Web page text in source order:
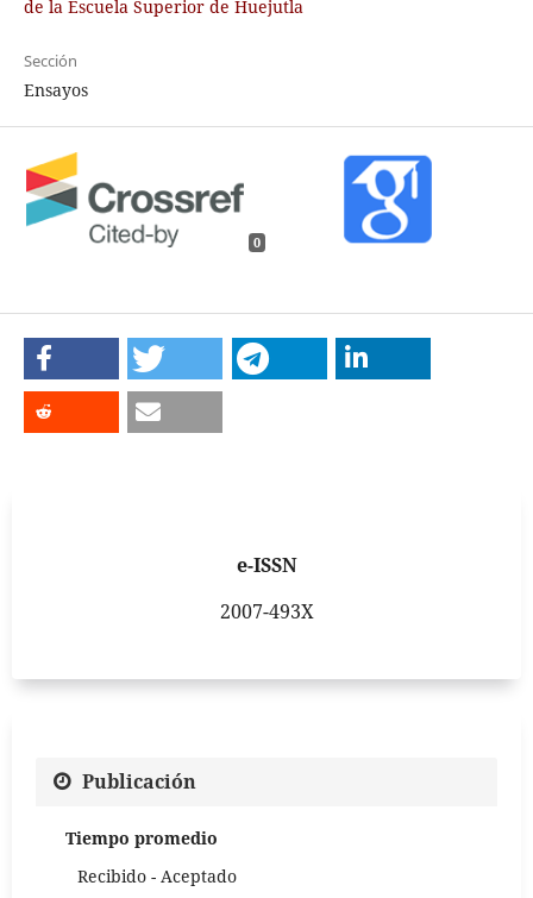
de la Escuela Superior de Huejutla
Sección
Ensayos
0
e-ISSN
2007-493X
Publicación
Tiempo promedio
Recibido - Aceptado